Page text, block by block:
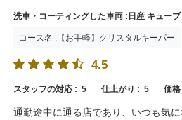
洗車・コーティングした車両 :日産 キューブ
コース名 :【お手軽】クリスタルキーパー
4.5
スタッフの対応 : 5 仕上がり : 5 価格
通勤途中に通る店であり、いつも気に